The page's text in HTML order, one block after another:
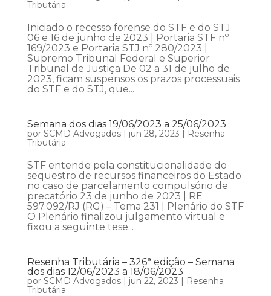
Tributária
Iniciado o recesso forense do STF e do STJ
06 e 16 de junho de 2023 | Portaria STF nº
169/2023 e Portaria STJ nº 280/2023 |
Supremo Tribunal Federal e Superior
Tribunal de Justiça De 02 a 31 de julho de
2023, ficam suspensos os prazos processuais
do STF e do STJ, que...
Semana dos dias 19/06/2023 a 25/06/2023
por SCMD Advogados| jun 28, 2023 | Resenha
Tributária
STF entende pela constitucionalidade do
sequestro de recursos financeiros do Estado
no caso de parcelamento compulsório de
precatório 23 de junho de 2023 | RE
597.092/RJ (RG) – Tema 231 | Plenário do STF
O Plenário finalizou julgamento virtual e
fixou a seguinte tese...
Resenha Tributária – 326ª edição – Semana
dos dias 12/06/2023 a 18/06/2023
por SCMD Advogados| jun 22, 2023 | Resenha
Tributária